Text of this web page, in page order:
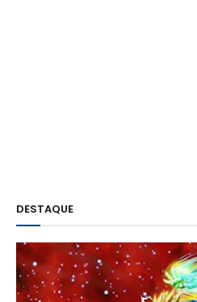
DESTAQUE